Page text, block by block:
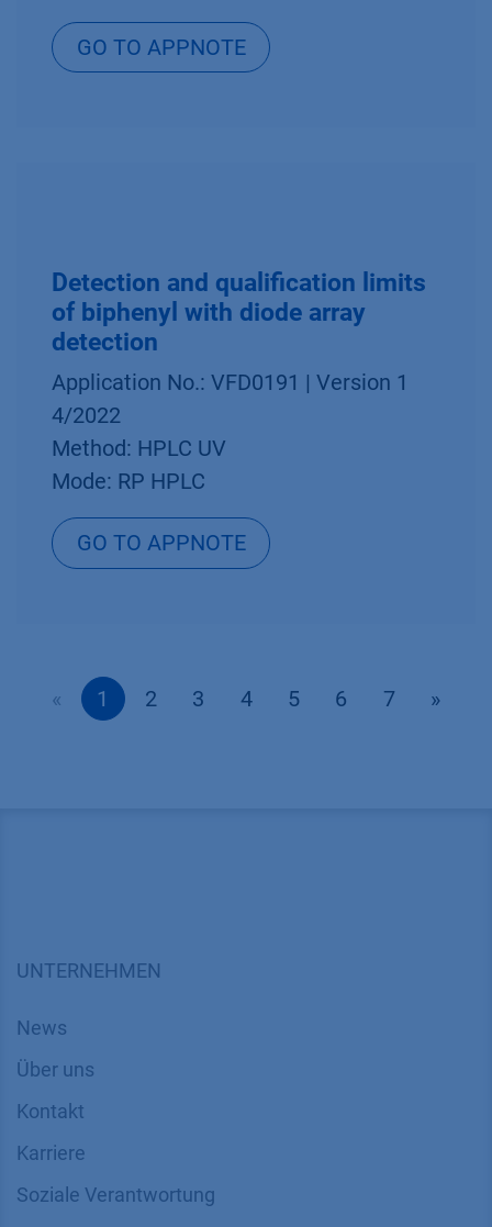
GO TO APPNOTE
Detection and qualification limits
of biphenyl with diode array
detection
Application No.: VFD0191 | Version 1
4/2022
Method: HPLC UV
Mode: RP HPLC
GO TO APPNOTE
« 1 2 3 4 5 6 7 »
UNTERNEHMEN
News
Über uns
Kontakt
Karriere
Soziale Verantwortung